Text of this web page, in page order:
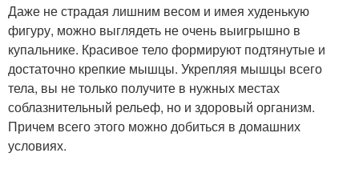
Даже не страдая лишним весом и имея худенькую
фигуру, можно выглядеть не очень выигрышно в
купальнике. Красивое тело формируют подтянутые и
достаточно крепкие мышцы. Укрепляя мышцы всего
тела, вы не только получите в нужных местах
соблазнительный рельеф, но и здоровый организм.
Причем всего этого можно добиться в домашних
условиях.